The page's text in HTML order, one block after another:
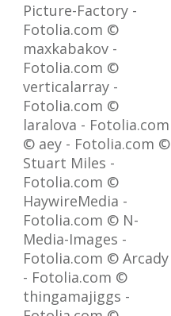
Picture-Factory -
Fotolia.com ©
maxkabakov -
Fotolia.com ©
verticalarray -
Fotolia.com ©
laralova - Fotolia.com
© aey - Fotolia.com ©
Stuart Miles -
Fotolia.com ©
HaywireMedia -
Fotolia.com © N-
Media-Images -
Fotolia.com © Arcady
- Fotolia.com ©
thingamajiggs -